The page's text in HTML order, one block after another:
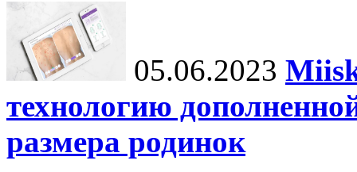
05.06.2023
технологию
размера родинок